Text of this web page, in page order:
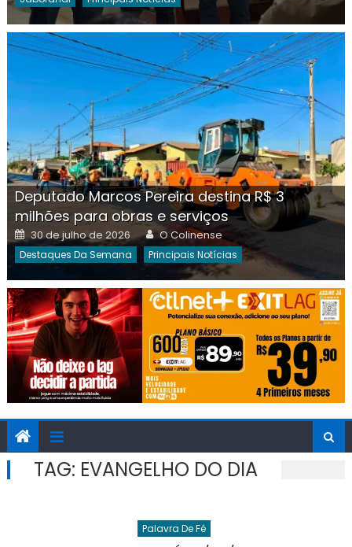
Deputado Marcos Pereira destina R$ 3
milhões para obras e serviços
Posted
on
30 de julho de 2026 Author
O Colinense
Destaques Da Semana Principais Notícias
TAG: EVANGELHO DO DIA
Palavra De Fé